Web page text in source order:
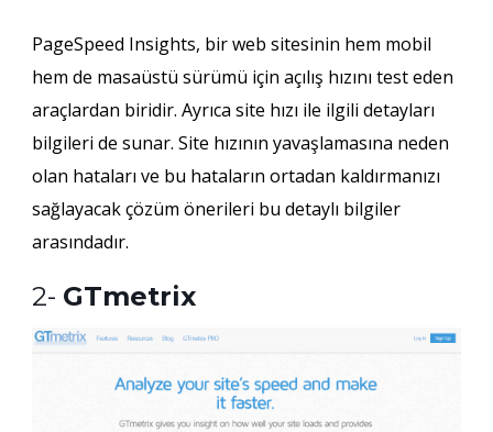
PageSpeed Insights, bir web sitesinin hem mobil
hem de masaüstü sürümü için açılış hızını test eden
araçlardan biridir. Ayrıca site hızı ile ilgili detayları
bilgileri de sunar. Site hızının yavaşlamasına neden
olan hataları ve bu hataların ortadan kaldırmanızı
sağlayacak çözüm önerileri bu detaylı bilgiler
arasındadır.
2- GTmetrix